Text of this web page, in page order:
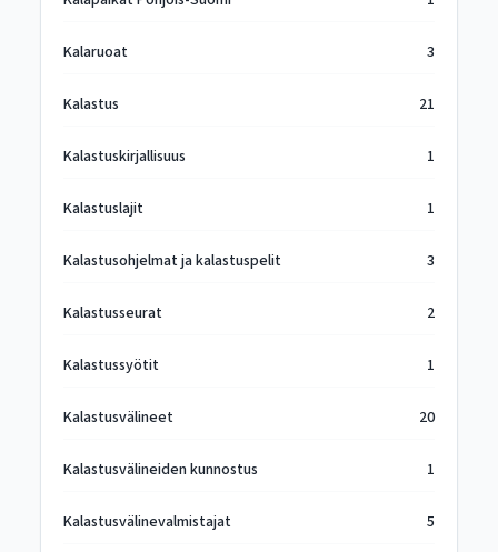
Kalaruoat 3
Kalastus 21
Kalastuskirjallisuus 1
Kalastuslajit 1
Kalastusohjelmat ja kalastuspelit 3
Kalastusseurat 2
Kalastussyötit 1
Kalastusvälineet 20
Kalastusvälineiden kunnostus 1
Kalastusvälinevalmistajat 5